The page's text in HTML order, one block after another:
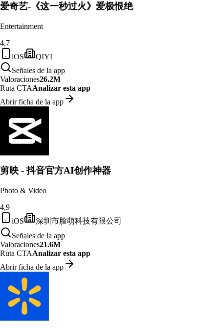
爱奇艺-《这一秒过火》爱极恨绝
Entertainment
4,7
iOS
QIYI
Señales de la app
Valoraciones26.2M
Ruta CTAAnalizar esta app
Abrir ficha de la app
剪映 - 抖音官方AI创作神器
Photo & Video
4,9
iOS
深圳市脸萌科技有限公司
Señales de la app
Valoraciones21.6M
Ruta CTAAnalizar esta app
Abrir ficha de la app